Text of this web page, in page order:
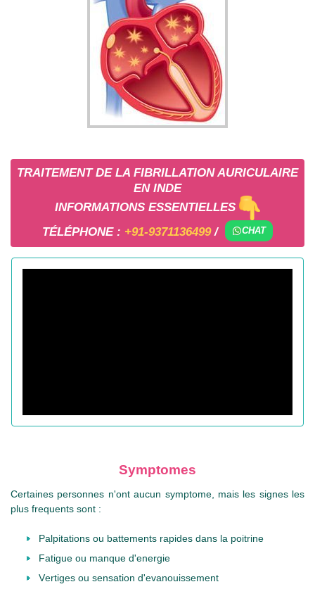
TRAITEMENT DE LA FIBRILLATION AURICULAIRE
EN INDE
INFORMATIONS ESSENTIELLES
TÉLÉPHONE : +91-9371136499 / CHAT
Symptomes
Certaines personnes n'ont aucun symptome, mais les signes les
plus frequents sont :
Palpitations ou battements rapides dans la poitrine
Fatigue ou manque d'energie
Vertiges ou sensation d'evanouissement